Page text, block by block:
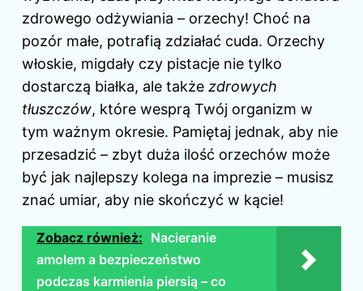
zdrowego odżywiania – orzechy! Choć na
pozór małe, potrafią zdziałać cuda. Orzechy
włoskie, migdały czy pistacje nie tylko
dostarczą białka, ale także zdrowych
tłuszczów, które wesprą Twój organizm w
tym ważnym okresie. Pamiętaj jednak, aby nie
przesadzić – zbyt duża ilość orzechów może
być jak najlepszy kolega na imprezie – musisz
znać umiar, aby nie skończyć w kącie!
Zobacz również: Nacieranie
amolem a bezpieczeństwo
podczas karmienia piersią – co